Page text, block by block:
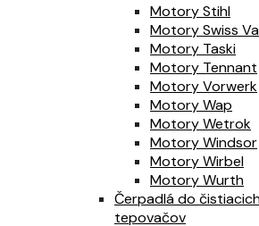
Motory Stihl
Motory Swiss
Motory Taski
Motory Tennant
Motory Vorwerk
Motory Wap
Motory Wetrok
Motory Windsor
Motory Wirbel
Motory Wurth
Čerpadlá do
tepovačov